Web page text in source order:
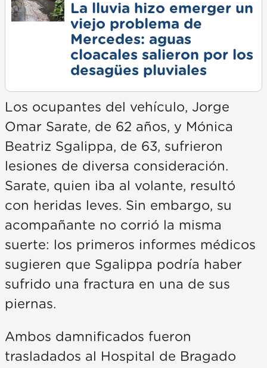
La lluvia hizo emerger un
viejo problema de
Mercedes: aguas
cloacales salieron por los
desagües pluviales
Los ocupantes del vehículo, Jorge
Omar Sarate, de 62 años, y Mónica
Beatriz Sgalippa, de 63, sufrieron
lesiones de diversa consideración.
Sarate, quien iba al volante, resultó
con heridas leves. Sin embargo, su
acompañante no corrió la misma
suerte: los primeros informes médicos
sugieren que Sgalippa podría haber
sufrido una fractura en una de sus
piernas.
Ambos damnificados fueron
trasladados al Hospital de Bragado